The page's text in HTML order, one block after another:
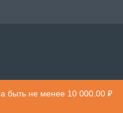
быть не менее 10 000.00 ₽